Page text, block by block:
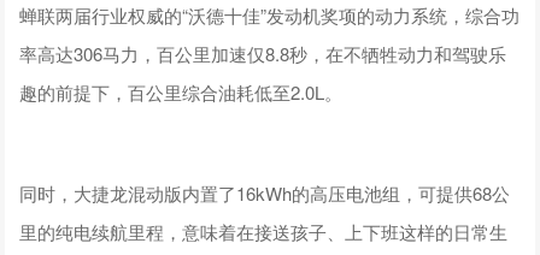
蝉联两届行业权威的“沃德十佳”发动机奖项的动力系统，综合功
率高达306马力，百公里加速仅8.8秒，在不牺牲动力和驾驶乐
趣的前提下，百公里综合油耗低至2.0L。
同时，大捷龙混动版内置了16kWh的高压电池组，可提供68公
里的纯电续航里程，意味着在接送孩子、上下班这样的日常生